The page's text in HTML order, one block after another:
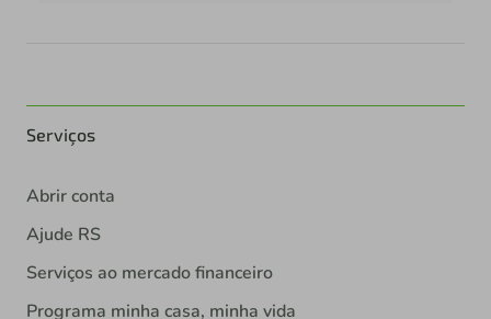
Serviços
Abrir conta
Ajude RS
Serviços ao mercado financeiro
Programa minha casa, minha vida